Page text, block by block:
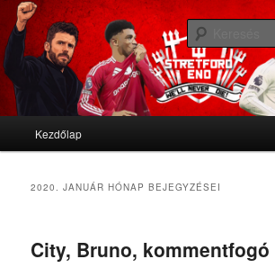
Stretford End
We'll never die
Tovább az elsődleges tartalomra
Tovább a másodlagos tartalomra
Kezdőlap
2020. JANUÁR HÓNAP BEJEGYZÉSEI
City, Bruno, kommentfogó